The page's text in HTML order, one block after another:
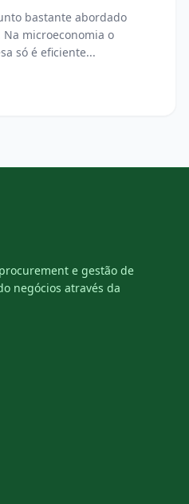
bastante abordado
microeconomia o
só é eficiente...
e gestão de
negócios através da